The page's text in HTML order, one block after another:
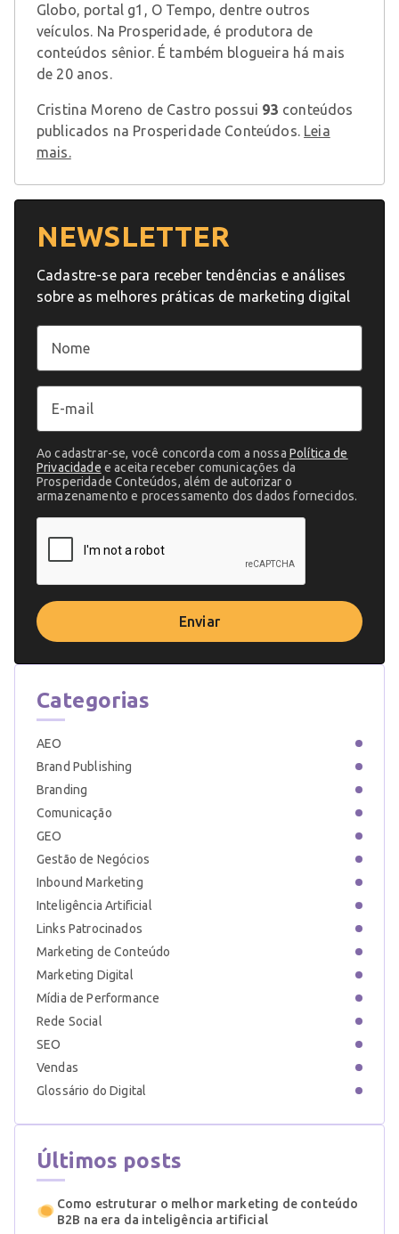
Globo, portal g1, O Tempo, dentre outros
veículos. Na Prosperidade, é produtora de
conteúdos sênior. É também blogueira há mais
de 20 anos.
Cristina Moreno de Castro possui 93 conteúdos
publicados na Prosperidade Conteúdos. Leia
mais.
NEWSLETTER
Cadastre-se para receber tendências e análises
sobre as melhores práticas de marketing digital
Ao cadastrar-se, você concorda com a nossa Política de
Privacidade e aceita receber comunicações da
Prosperidade Conteúdos, além de autorizar o
armazenamento e processamento dos dados fornecidos.
Enviar
Categorias
AEO
Brand Publishing
Branding
Comunicação
GEO
Gestão de Negócios
Inbound Marketing
Inteligência Artificial
Links Patrocinados
Marketing de Conteúdo
Marketing Digital
Mídia de Performance
Rede Social
SEO
Vendas
Glossário do Digital
Últimos posts
Como estruturar o melhor marketing de conteúdo
B2B na era da inteligência artificial